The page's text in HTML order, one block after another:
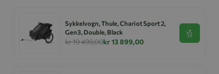
Sykkelvogn, Thule, Chariot Sport 2,
Gen3, Double, Black
kr 19 499,00kr 13 899,00
Se